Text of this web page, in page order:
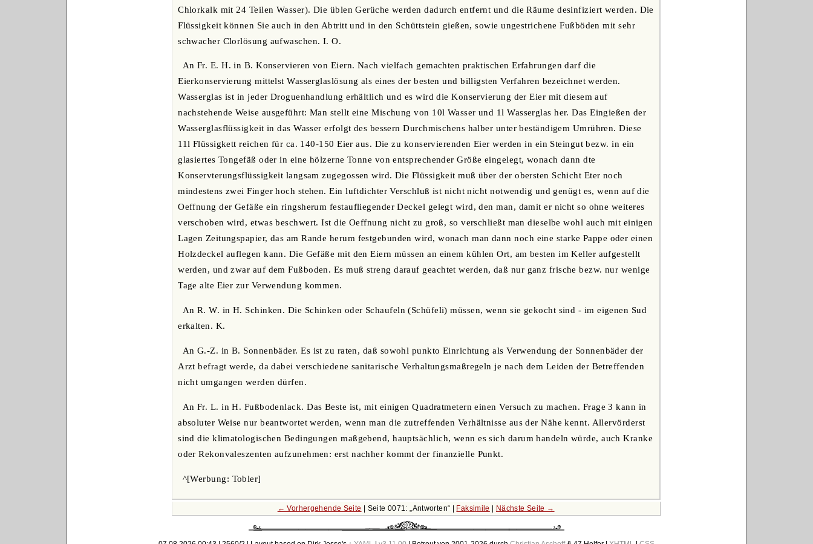
Chlorkalk mit 24 Teilen Wasser). Die üblen Gerüche werden dadurch entfernt und die Räume desinfiziert werden. Die
Flüssigkeit können Sie auch in den Abtritt und in den Schüttstein gießen, sowie ungestrichene Fußböden mit sehr
schwacher Clorlösung aufwaschen. I. O.
An Fr. E. H. in B. Konservieren von Eiern. Nach vielfach gemachten praktischen Erfahrungen darf die
Eierkonservierung mittelst Wasserglaslösung als eines der besten und billigsten Verfahren bezeichnet werden.
Wasserglas ist in jeder Droguenhandlung erhältlich und es wird die Konservierung der Eier mit diesem auf
nachstehende Weise ausgeführt: Man stellt eine Mischung von 10l Wasser und 1l Wasserglas her. Das Eingießen der
Wasserglasflüssigkeit in das Wasser erfolgt des bessern Durchmischens halber unter beständigem Umrühren. Diese
11l Flüssigkett reichen für ca. 140-150 Eier aus. Die zu konservierenden Eier werden in ein Steingut bezw. in ein
glasiertes Tongefäß oder in eine hölzerne Tonne von entsprechender Größe eingelegt, wonach dann dte
Konservterungsflüssigkeit langsam zugegossen wird. Die Flüssigkeit muß über der obersten Schicht Eter noch
mindestens zwei Finger hoch stehen. Ein luftdichter Verschluß ist nicht nicht notwendig und genügt es, wenn auf die
Oeffnung der Gefäße ein ringsherum festaufliegender Deckel gelegt wird, den man, damit er nicht so ohne weiteres
verschoben wird, etwas beschwert. Ist die Oeffnung nicht zu groß, so verschließt man dieselbe wohl auch mit einigen
Lagen Zeitungspapier, das am Rande herum festgebunden wird, wonach man dann noch eine starke Pappe oder einen
Holzdeckel auflegen kann. Die Gefäße mit den Eiern müssen an einem kühlen Ort, am besten im Keller aufgestellt
werden, und zwar auf dem Fußboden. Es muß streng darauf geachtet werden, daß nur ganz frische bezw. nur wenige
Tage alte Eier zur Verwendung kommen.
An R. W. in H. Schinken. Die Schinken oder Schaufeln (Schüfeli) müssen, wenn sie gekocht sind - im eigenen Sud
erkalten. K.
An G.-Z. in B. Sonnenbäder. Es ist zu raten, daß sowohl punkto Einrichtung als Verwendung der Sonnenbäder der
Arzt befragt werde, da dabei verschiedene sanitarische Verhaltungsmaßregeln je nach dem Leiden der Betreffenden
nicht umgangen werden dürfen.
An Fr. L. in H. Fußbodenlack. Das Beste ist, mit einigen Quadratmetern einen Versuch zu machen. Frage 3 kann in
absoluter Weise nur beantwortet werden, wenn man die zutreffenden Verhältnisse aus der Nähe kennt. Allervörderst
sind die klimatologischen Bedingungen maßgebend, hauptsächlich, wenn es sich darum handeln würde, auch Kranke
oder Rekonvaleszenten aufzunehmen: erst nachher kommt der finanzielle Punkt.
^[Werbung: Tobler]
← Vorhergehende Seite | Seite 0071: Antworten | Faksimile | Nächste Seite →